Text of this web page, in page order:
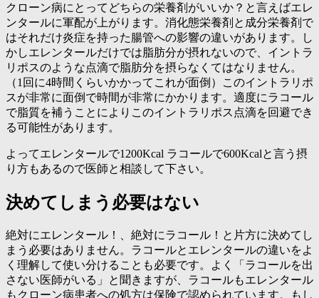
クローン病にとってどちらの栄養剤がいいか？と言えばエレ
ンタールに軍配が上がります。消化態栄養剤と成分栄養剤で
はそれだけ炎症を持った腸管への影響の違いがあります。し
かしエレンタールだけでは脂肪分が摂れないので、イントラ
リポスのような点滴で脂肪分を摂らなくてはなりません。
（1回に4時間くらいかかってこれが面倒）このイントラリポ
スが非常に面倒で時間が非常にかかります。適度にラコール
で脂質を補うことによりこのイントラリポス点滴を回避でき
る可能性があります。
よってエレンタールで1200Kcal ラコールで600Kcalと言う摂
り方もあるので医師と相談して下さい。
決めてしまう必要はない
絶対にエレンタール！、絶対にラコール！と片方に決めてし
まう必要はありません。ラコールとエレンタールの違いをよ
く理解して使い分けることも必要です。よく「ラコールを出
さない医師がいる」と聞きますが、ラコールもエレンタール
もクローン病患者への処方は保険で認められています。もし